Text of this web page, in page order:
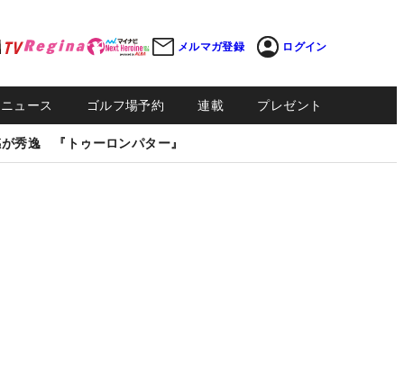
メルマガ登録 ログイン
ュース ゴルフ場予約 連載 プレゼント
秀逸 『トゥーロンパター』